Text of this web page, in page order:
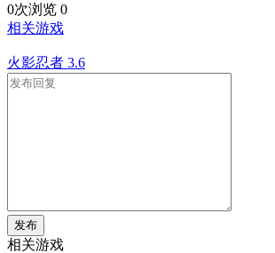
0次浏览 0
相关游戏
火影忍者 3.6
发布
相关游戏